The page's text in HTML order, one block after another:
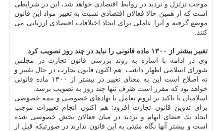
موجب تزلزل و تردید در روابط اقتصادی خواهد شد، این در شرایطی
است كه از همین حالا فعالان اقتصادی نسبت به تغییر مواد این قانون
موضع گرفته و آنرا عاملی برای ایجاد اختلافات اقتصادی ارزیابی می
كنند.
تغییر بیشتر از ۱۳۰۰ ماده قانونی را نباید در چند روز تصویب كرد
وی در ادامه با اشاره به روند بررسی قانون تجارت در مجلس
شورای اسلامی اظهار داشت: هم اكنون قانون تجارت در حال تغییر و
نه اصلاح است این به معنای تغییر در بیشتر از ۱۳۰۰ ماده قانونی
خواهد بود كه مقرر است ظرف تنها چند روز به تصویب برسد.
اسلامیان با تاكید بر لزوم تعامل با نهادهای خصوصی و نیمه خصوصی
برای تدوین قانون تجارت افزود: هم اكنون انجام تغییرات موجب
ایجاد یك فضای ابهام و تردید در میان فعالان بخش خصوصی شده
است و بیشتر آنها نگاه مثبتی به این قانون ندارند در صورتیكه قبل از